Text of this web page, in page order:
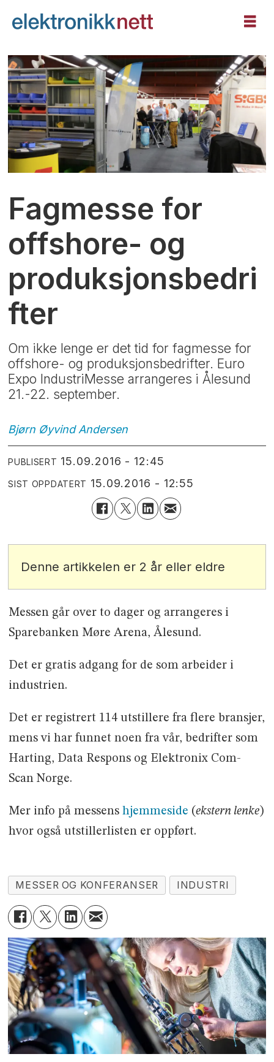
Fagmesse for
offshore- og
produksjonsbedri
fter
Om ikke lenge er det tid for fagmesse for
offshore- og produksjonsbedrifter. Euro
Expo IndustriMesse arrangeres i Ålesund
21.-22. september.
Bjørn Øyvind Andersen
PUBLISERT 15.09.2016 - 12:45
SIST OPPDATERT 15.09.2016 - 12:55
Denne artikkelen er 2 år eller eldre
Messen går over to dager og arrangeres i
Sparebanken Møre Arena, Ålesund.
Det er gratis adgang for de som arbeider i
industrien.
Det er registrert 114 utstillere fra flere bransjer,
mens vi har funnet noen fra vår, bedrifter som
Harting, Data Respons og Elektronix Com-
Scan Norge.
Mer info på messens hjemmeside (ekstern lenke)
hvor også utstillerlisten er oppført.
MESSER OG KONFERANSER INDUSTRI